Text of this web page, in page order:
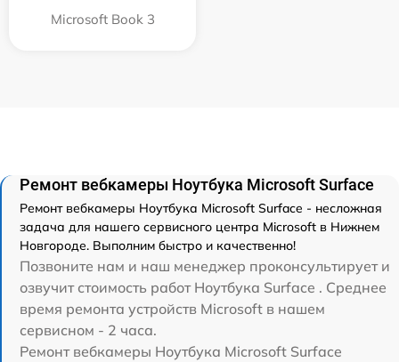
Microsoft Book 3
Ремонт вебкамеры Ноутбука Microsoft Surface
Ремонт вебкамеры Ноутбука Microsoft Surface - несложная
задача для нашего сервисного центра Microsoft в Нижнем
Новгороде. Выполним быстро и качественно!
Позвоните нам и наш менеджер проконсультирует и
озвучит стоимость работ Ноутбука Surface . Среднее
время ремонта устройств Microsoft в нашем
сервисном - 2 часа.
Ремонт вебкамеры Ноутбука Microsoft Surface